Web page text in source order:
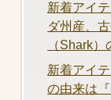
新着アイ
ダ州産、
（Shark
新着アイ
の由来は